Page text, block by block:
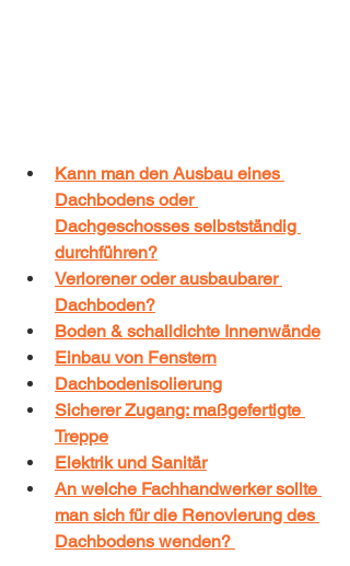
Kann man den Ausbau eines
Dachbodens oder
Dachgeschosses selbstständig
durchführen?
Verlorener oder ausbaubarer
Dachboden?
Boden & schalldichte Innenwände
Einbau von Fenstern
Dachbodenisolierung
Sicherer Zugang: maßgefertigte
Treppe
Elektrik und Sanitär
An welche Fachhandwerker sollte
man sich für die Renovierung des
Dachbodens wenden?